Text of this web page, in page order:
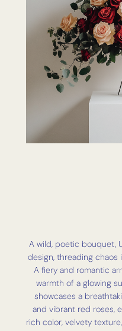
A wild, poetic bouquet,
design, threading chaos
A fiery and romantic
warmth of a glowing
showcases a
and vibrant red roses,
rich color, velvety